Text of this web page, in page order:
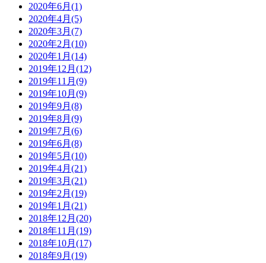
2020年6月(1)
2020年4月(5)
2020年3月(7)
2020年2月(10)
2020年1月(14)
2019年12月(12)
2019年11月(9)
2019年10月(9)
2019年9月(8)
2019年8月(9)
2019年7月(6)
2019年6月(8)
2019年5月(10)
2019年4月(21)
2019年3月(21)
2019年2月(19)
2019年1月(21)
2018年12月(20)
2018年11月(19)
2018年10月(17)
2018年9月(19)